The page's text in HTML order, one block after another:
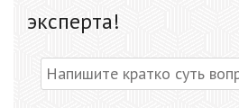
эксперта!